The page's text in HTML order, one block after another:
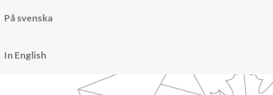
På svenska
In English